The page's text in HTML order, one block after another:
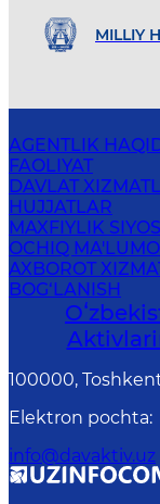
MILLIY
AGENTLIK
FAOLIYAT
DAVLAT
HUJJATLAR
MAXFIYLIK
OCHIQ
AXBOROT
BOG‘LANISH
100000,
Elektron pochta:
info@davaktiv.uz